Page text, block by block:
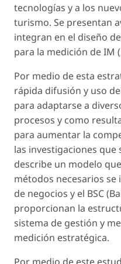
tecnologías y a los
turismo. Se presentan
integran en el diseño
para la medición de IM
Por medio de esta
rápida difusión y uso
para adaptarse a
procesos y como
para aumentar la
las investigaciones que
describe un modelo
métodos necesarios
de negocios y el BSC
proporcionan la
sistema de gestión y
medición estratégica.